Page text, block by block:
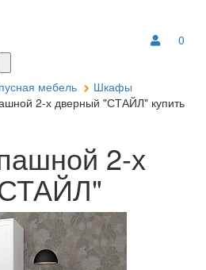
0
мебель
Шкафы
2-х дверный "СТАЙЛ" купить
2-х